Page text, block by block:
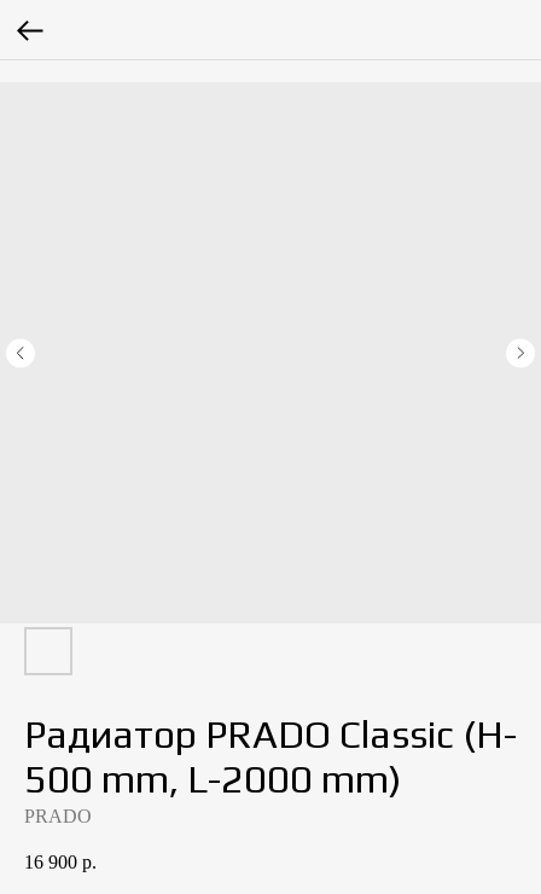
Радиатор PRADO Classic (H-
500 mm, L-2000 mm)
PRADO
16 900 р.